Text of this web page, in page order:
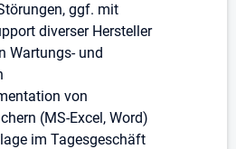
ggf. mit
diverser Hersteller
Wartungs- und
von
(MS-Excel, Word)
im Tagesgeschäft